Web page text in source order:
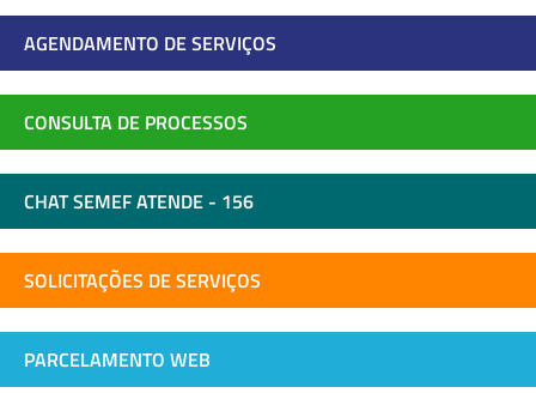
AGENDAMENTO DE SERVIÇOS
CONSULTA DE PROCESSOS
CHAT SEMEF ATENDE - 156
SOLICITAÇÕES DE SERVIÇOS
PARCELAMENTO WEB